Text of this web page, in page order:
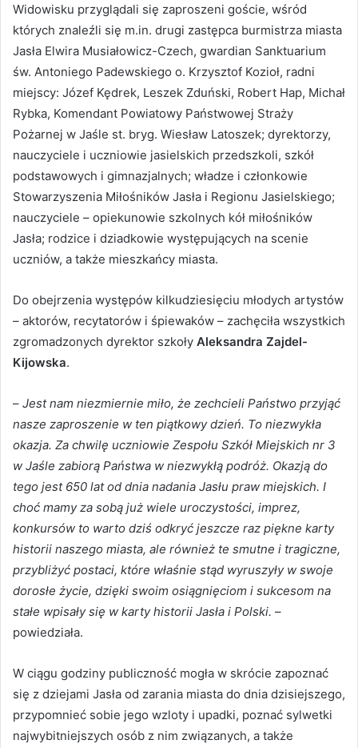
Widowisku przyglądali się zaproszeni goście, wśród
których znaleźli się m.in. drugi zastępca burmistrza miasta
Jasła Elwira Musiałowicz-Czech, gwardian Sanktuarium
św. Antoniego Padewskiego o. Krzysztof Kozioł, radni
miejscy: Józef Kędrek, Leszek Zduński, Robert Hap, Michał
Rybka, Komendant Powiatowy Państwowej Straży
Pożarnej w Jaśle st. bryg. Wiesław Latoszek; dyrektorzy,
nauczyciele i uczniowie jasielskich przedszkoli, szkół
podstawowych i gimnazjalnych; władze i członkowie
Stowarzyszenia Miłośników Jasła i Regionu Jasielskiego;
nauczyciele – opiekunowie szkolnych kół miłośników
Jasła; rodzice i dziadkowie występujących na scenie
uczniów, a także mieszkańcy miasta.
Do obejrzenia występów kilkudziesięciu młodych artystów
– aktorów, recytatorów i śpiewaków – zachęciła wszystkich
zgromadzonych dyrektor szkoły Aleksandra Zajdel-
Kijowska.
– Jest nam niezmiernie miło, że zechcieli Państwo przyjąć
nasze zaproszenie w ten piątkowy dzień. To niezwykła
okazja. Za chwilę uczniowie Zespołu Szkół Miejskich nr 3
w Jaśle zabiorą Państwa w niezwykłą podróż. Okazją do
tego jest 650 lat od dnia nadania Jasłu praw miejskich. I
choć mamy za sobą już wiele uroczystości, imprez,
konkursów to warto dziś odkryć jeszcze raz piękne karty
historii naszego miasta, ale również te smutne i tragiczne,
przybliżyć postaci, które właśnie stąd wyruszyły w swoje
dorosłe życie, dzięki swoim osiągnięciom i sukcesom na
stałe wpisały się w karty historii Jasła i Polski. –
powiedziała.
W ciągu godziny publiczność mogła w skrócie zapoznać
się z dziejami Jasła od zarania miasta do dnia dzisiejszego,
przypomnieć sobie jego wzloty i upadki, poznać sylwetki
najwybitniejszych osób z nim związanych, a także